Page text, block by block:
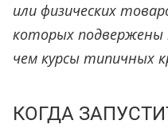
или физических
которых подвержены
чем курсы типичных
КОГДА